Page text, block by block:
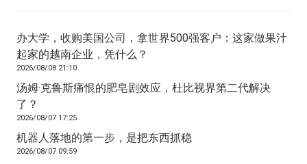
办大学，收购美国公司，拿世界500强客户：这家做果汁
起家的越南企业，凭什么？
2026/08/08 21:10
汤姆·克鲁斯痛恨的肥皂剧效应，杜比视界第二代解决
了？
2026/08/07 17:25
机器人落地的第一步，是把东西抓稳
2026/08/07 09:59